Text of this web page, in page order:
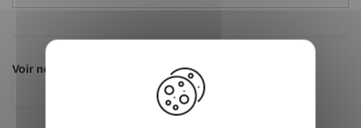
Voir nos autres pages :